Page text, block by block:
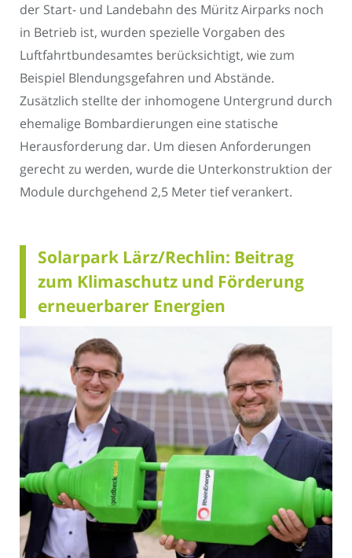
der Start- und Landebahn des Müritz Airparks noch
in Betrieb ist, wurden spezielle Vorgaben des
Luftfahrtbundesamtes berücksichtigt, wie zum
Beispiel Blendungsgefahren und Abstände.
Zusätzlich stellte der inhomogene Untergrund durch
ehemalige Bombardierungen eine statische
Herausforderung dar. Um diesen Anforderungen
gerecht zu werden, wurde die Unterkonstruktion der
Module durchgehend 2,5 Meter tief verankert.
Solarpark Lärz/Rechlin: Beitrag
zum Klimaschutz und Förderung
erneuerbarer Energien